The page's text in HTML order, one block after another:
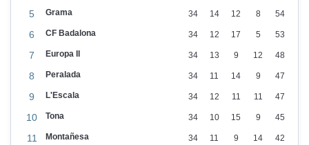
5 Grama 34 14 12 8 54
6 CF Badalona 34 12 17 5 53
7 Europa II 34 13 9 12 48
8 Peralada 34 11 14 9 47
9 L'Escala 34 12 11 11 47
10 Tona 34 10 15 9 45
11 Montañesa 34 11 9 14 42